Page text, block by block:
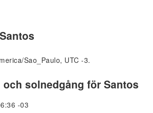
Sao_Paulo, UTC -3.
solnedgång för Santos
-03